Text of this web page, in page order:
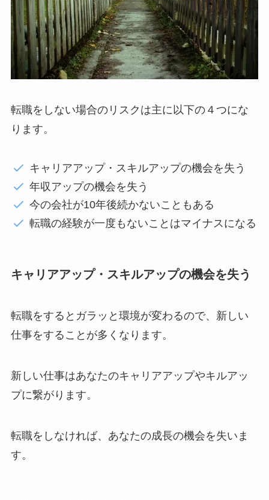
転職をしない場合のリスクは主に以下の４つにな
ります。
キャリアアップ・スキルアップの機会を失う
年収アップの機会を失う
今の会社が10年後続かないこともある
転職の経験が一度もないことはマイナスになる
キャリアアップ・スキルアップの機会を失う
転職をするとガラッと環境が変わるので、新しい
仕事をすることが多くなります。
新しい仕事はあなたのキャリアアップやキルアッ
プに繋がります。
転職をしなければ、あなたの成長の機会を失いま
す。